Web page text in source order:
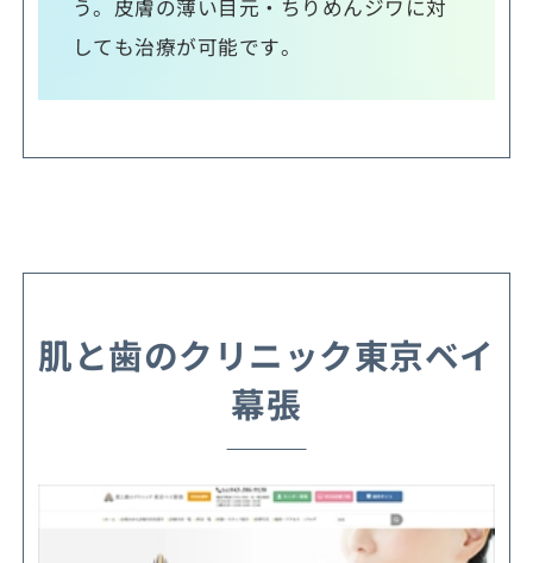
う。皮膚の薄い目元・ちりめんジワに対
しても治療が可能です。
肌と歯のクリニック東京ベイ
幕張